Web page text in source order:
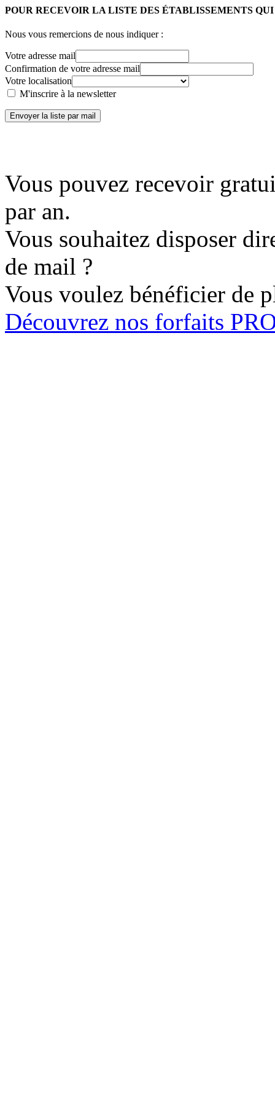
POUR RECEVOIR LA LISTE DES ÉTABLISSEMENTS
Nous vous remercions de nous indiquer :
Votre adresse mail
Confirmation de votre adresse mail
Votre localisation
M'inscrire à la newsletter
Envoyer la liste par mail
Vous pouvez recevoir
par an.
Vous souhaitez disposer
de mail ?
Vous voulez bénéficier de
Découvrez nos forfaits